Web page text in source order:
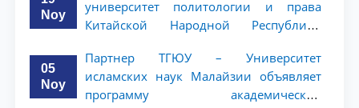
Noy
университет политологии и права
Китайской Народной Республики
академической мобильности для
студентов 2–3 курсов
05
Noy
Партнер ТГЮУ – Университет
исламских наук Малайзии объявляет
программу академической